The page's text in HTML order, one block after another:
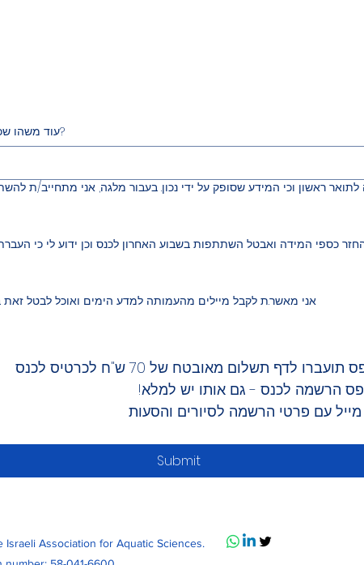
עוד משהו שכדאי שנדע עליך? או שתרצה.י לספר לנו?
ראשון וכי המידע שסופק על ידי נכון. בעבור מלגה, אני מתחייב/ת
כספי המידה ואבטל השתתפות בשבוע האחרון לכנס וכן ידוע לי כי
אני מאשר.ת לקבל מיילים מהעמותה למדע הימים ואוכל לבטל
Submit
Association for Aquatic Sciences.